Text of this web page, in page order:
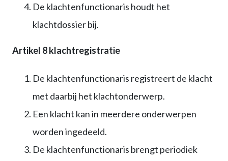
De klachtenfunctionaris houdt het
klachtdossier bij.
Artikel 8 klachtregistratie
De klachtenfunctionaris registreert de klacht
met daarbij het klachtonderwerp.
Een klacht kan in meerdere onderwerpen
worden ingedeeld.
De klachtenfunctionaris brengt periodiek